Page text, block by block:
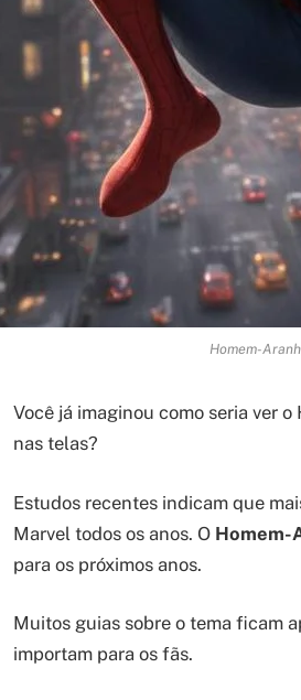
Homem-
Você já imaginou como seria ver
nas telas?
Estudos recentes indicam que
Marvel todos os anos. O Homem-
para os próximos anos.
Muitos guias sobre o tema ficam
importam para os fãs.